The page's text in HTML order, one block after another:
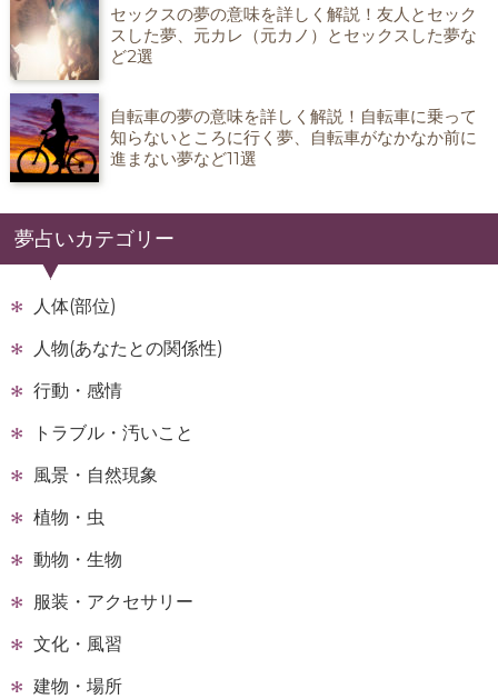
セックスの夢の意味を詳しく解説！友人とセック
スした夢、元カレ（元カノ）とセックスした夢な
ど2選
自転車の夢の意味を詳しく解説！自転車に乗って
知らないところに行く夢、自転車がなかなか前に
進まない夢など11選
夢占いカテゴリー
人体(部位)
人物(あなたとの関係性)
行動・感情
トラブル・汚いこと
風景・自然現象
植物・虫
動物・生物
服装・アクセサリー
文化・風習
建物・場所